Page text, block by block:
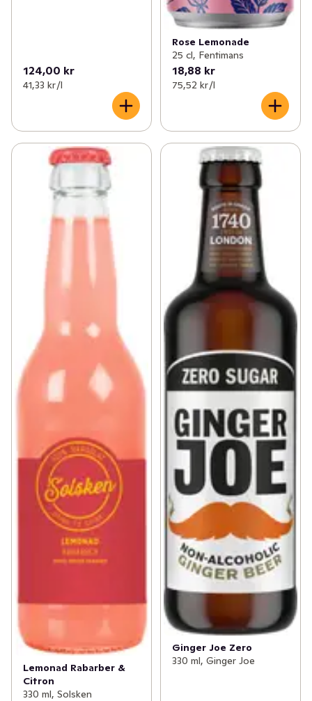
124,00 kr
41,33 kr /l
Rose Lemonade
25 cl, Fentimans
18,88 kr
75,52 kr /l
Lemonad Rabarber &
Citron
330 ml, Solsken
Ginger Joe Zero
330 ml, Ginger Joe